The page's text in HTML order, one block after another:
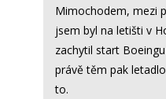
Mimochodem, mezi
jsem byl na letišti v
zachytil start
právě těm pak
to.